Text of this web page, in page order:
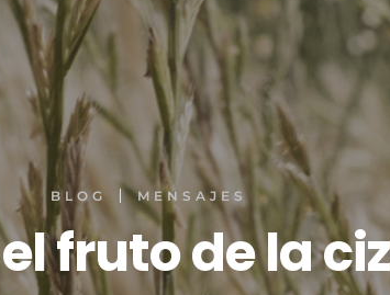
BLOG MENSAJES
fruto de la